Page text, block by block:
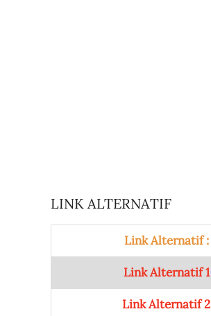
LINK ALTERNATIF
Link Alternatif :
Link Alternatif 1
Link Alternatif 2